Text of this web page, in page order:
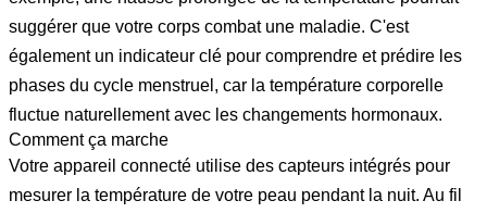
suggérer que votre corps combat une maladie. C'est
également un indicateur clé pour comprendre et prédire les
phases du cycle menstruel, car la température corporelle
fluctue naturellement avec les changements hormonaux.
Comment ça marche
Votre appareil connecté utilise des capteurs intégrés pour
mesurer la température de votre peau pendant la nuit. Au fil